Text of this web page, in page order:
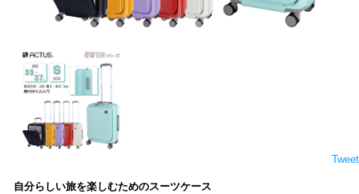
Tweet
自分らしい旅を楽しむためのスーツケース